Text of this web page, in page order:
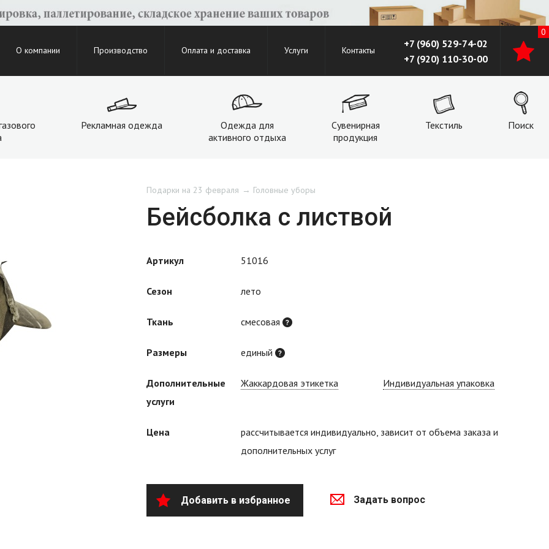
0
+7 (960) 529-74-02
+7 (920) 110-30-00
О компании Производство Оплата и доставка Услуги Контакты
Рекламная одежда
Одежда для
активного отдыха
Сувенирная
продукция
Текстиль Поиск
Подарки на 23 февраля Головные уборы
Бейсболка с листвой
Артикул 51016
Сезон лето
Ткань смесовая
Размеры единый
Дополнительные
услуги
Жаккардовая этикетка Индивидуальная упаковка
Цена
рассчитывается индивидуально, зависит от объема заказа и
дополнительных услуг
Добавить в избранное Задать вопрос